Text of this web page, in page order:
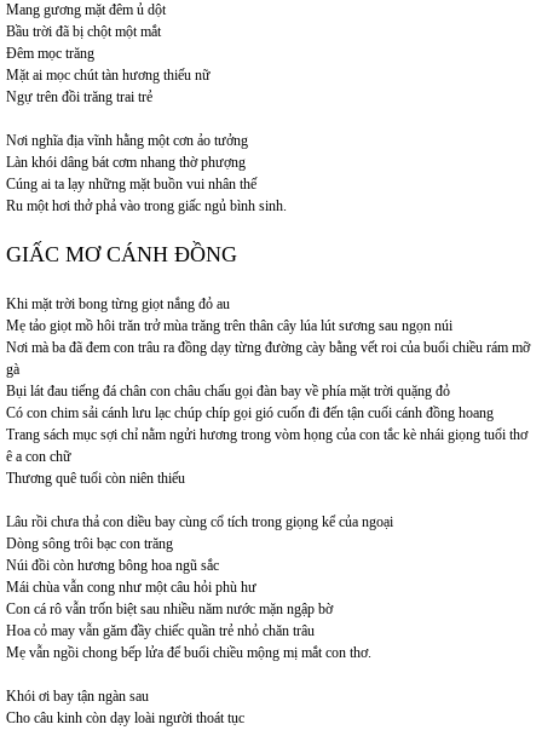
Mang gương mặt đêm ủ dột
Bầu trời đã bị chột một mắt
Đêm mọc trăng
Mặt ai mọc chút tàn hương thiếu nữ
Ngự trên đồi trăng trai trẻ
Nơi nghĩa địa vĩnh hằng một cơn ảo tưởng
Làn khói dâng bát cơm nhang thờ phượng
Cúng ai ta lạy những mặt buồn vui nhân thế
Ru một hơi thở phả vào trong giấc ngủ bình sinh.
GIẤC MƠ CÁNH ĐỒNG
Khi mặt trời bong từng giọt nắng đỏ au
Mẹ tảo giọt mồ hôi trăn trở mùa trăng trên thân cây lúa lút sương sau ngọn núi
Nơi mà ba đã đem con trâu ra đồng dạy từng đường cày bằng vết roi của buổi chiều rám mỡ
gà
Bụi lát đau tiếng đá chân con châu chấu gọi đàn bay về phía mặt trời quặng đỏ
Có con chim sải cánh lưu lạc chúp chíp gọi gió cuốn đi đến tận cuối cánh đồng hoang
Trang sách mục sợi chỉ nằm ngửi hương trong vòm họng của con tắc kè nhái giọng tuổi thơ
ê a con chữ
Thương quê tuổi còn niên thiếu
Lâu rồi chưa thả con diều bay cùng cổ tích trong giọng kể của ngoại
Dòng sông trôi bạc con trăng
Núi đồi còn hương bông hoa ngũ sắc
Mái chùa vẫn cong như một câu hỏi phù hư
Con cá rô vẫn trốn biệt sau nhiều năm nước mặn ngập bờ
Hoa cỏ may vẫn găm đầy chiếc quần trẻ nhỏ chăn trâu
Mẹ vẫn ngồi chong bếp lửa để buổi chiều mộng mị mắt con thơ.
Khói ơi bay tận ngàn sau
Cho câu kinh còn dạy loài người thoát tục